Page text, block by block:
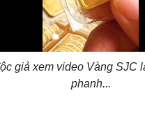
Video
giả xem video Vàng SJC
phanh...